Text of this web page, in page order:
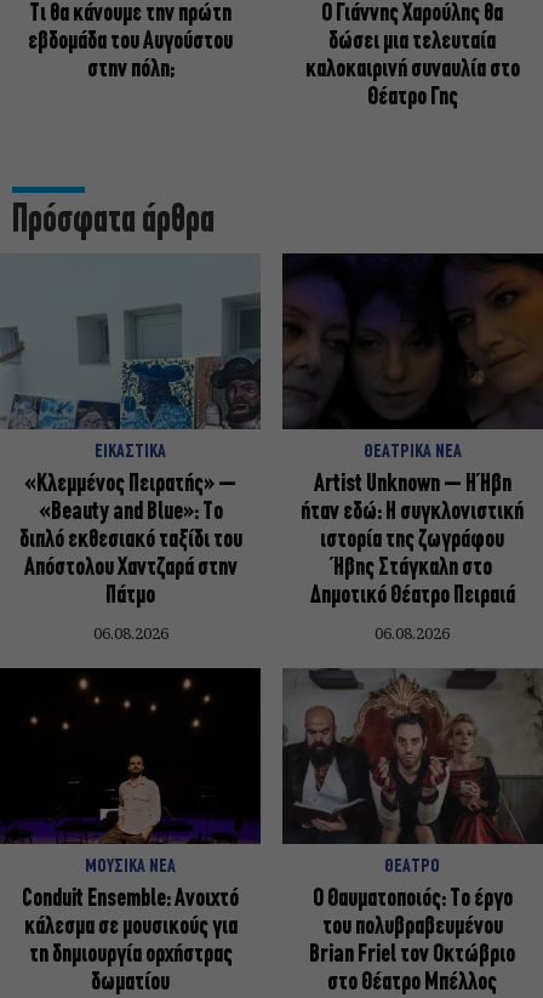
Τι θα κάνουμε την πρώτη
εβδομάδα του Αυγούστου
στην πόλη;
Ο Γιάννης Χαρούλης θα
δώσει μια τελευταία
καλοκαιρινή συναυλία στο
Θέατρο Γης
Πρόσφατα άρθρα
ΕΙΚΑΣΤΙΚΑ
«Κλεμμένος Πειρατής» –
«Beauty and Blue»: Το
διπλό εκθεσιακό ταξίδι του
Απόστολου Χαντζαρά στην
Πάτμο
06.08.2026
ΘΕΑΤΡΙΚΑ ΝΕΑ
Artist Unknown – Η Ήβη
ήταν εδώ: Η συγκλονιστική
ιστορία της ζωγράφου
Ήβης Στάγκαλη στο
Δημοτικό Θέατρο Πειραιά
06.08.2026
ΜΟΥΣΙΚΑ ΝΕΑ
Conduit Ensemble: Ανοιχτό
κάλεσμα σε μουσικούς για
τη δημιουργία ορχήστρας
δωματίου
ΘΕΑΤΡΟ
Ο Θαυματοποιός: Το έργο
του πολυβραβευμένου
Brian Friel τον Οκτώβριο
στο Θέατρο Μπέλλος